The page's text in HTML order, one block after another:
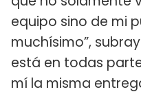
equipo sino de mi
muchísimo”,
está en todas
mí la misma